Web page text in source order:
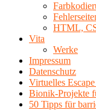
HTML,
Vita
Werke
Impressum
Datenschutz
Virtuelles
Bionik-Projekte
50 Tipps für